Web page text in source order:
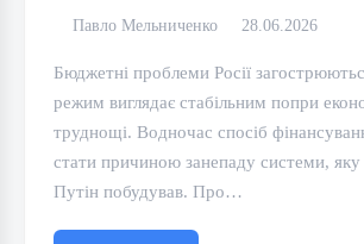
Павло Мельниченко 28.06.2026
Бюджетні проблеми Росії
режим виглядає стабільним попри
труднощі. Водночас спосіб
стати причиною занепаду системи,
Путін побудував. Про…